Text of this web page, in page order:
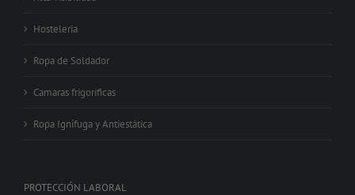
Hosteleria
Ropa de Soldador
Camaras frigorificas
Ropa Ignífuga y Antiestática
PROTECCIÓN LABORAL